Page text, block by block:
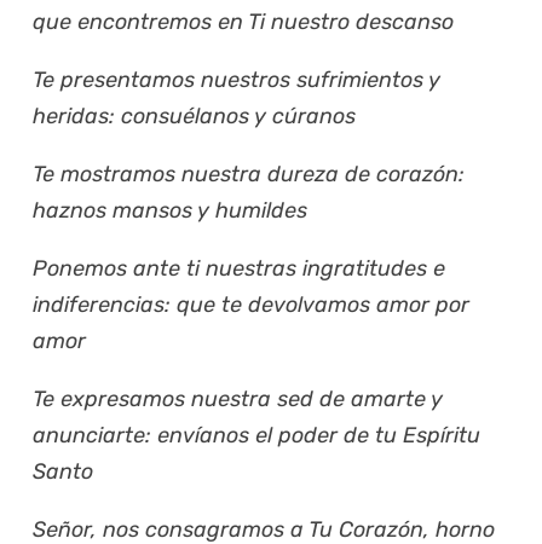
que encontremos en Ti nuestro descanso
Te presentamos nuestros sufrimientos y
heridas: consuélanos y cúranos
Te mostramos nuestra dureza de corazón:
haznos mansos y humildes
Ponemos ante ti nuestras ingratitudes e
indiferencias: que te devolvamos amor por
amor
Te expresamos nuestra sed de amarte y
anunciarte: envíanos el poder de tu Espíritu
Santo
Señor, nos consagramos a Tu Corazón, horno